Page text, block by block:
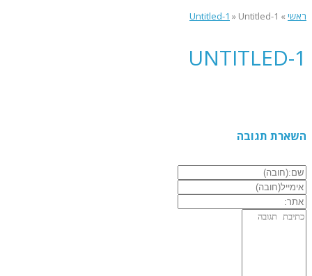
ראשי »
Untitled-1 » Untitled-1
UNTITLED-1
השארת תגובה